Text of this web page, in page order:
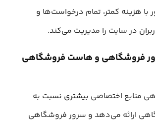
هزینه کمتر، تمام درخواست‌ها و
در سایت را مدیریت می‌کند.
فروشگاهی و هاست فروشگاهی
منابع اختصاصی بیشتری نسبت به
ارائه می‌دهد و سرور فروشگاهی